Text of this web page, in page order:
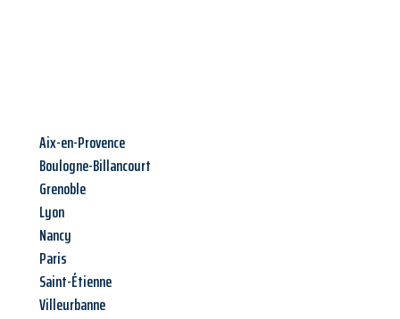
Aix-en-Provence
Boulogne-Billancourt
Grenoble
Lyon
Nancy
Paris
Saint-Étienne
Villeurbanne